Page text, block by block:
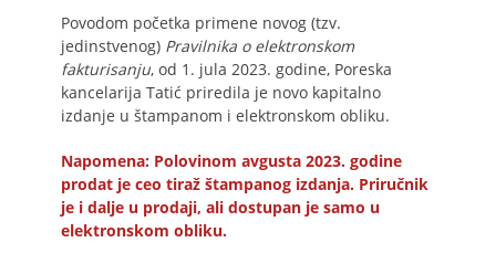
Povodom početka primene novog (tzv.
jedinstvenog) Pravilnika o elektronskom
fakturisanju, od 1. jula 2023. godine, Poreska
kancelarija Tatić priredila je novo kapitalno
izdanje u štampanom i elektronskom obliku.
Napomena: Polovinom avgusta 2023. godine
prodat je ceo tiraž štampanog izdanja. Priručnik
je i dalje u prodaji, ali dostupan je samo u
elektronskom obliku.